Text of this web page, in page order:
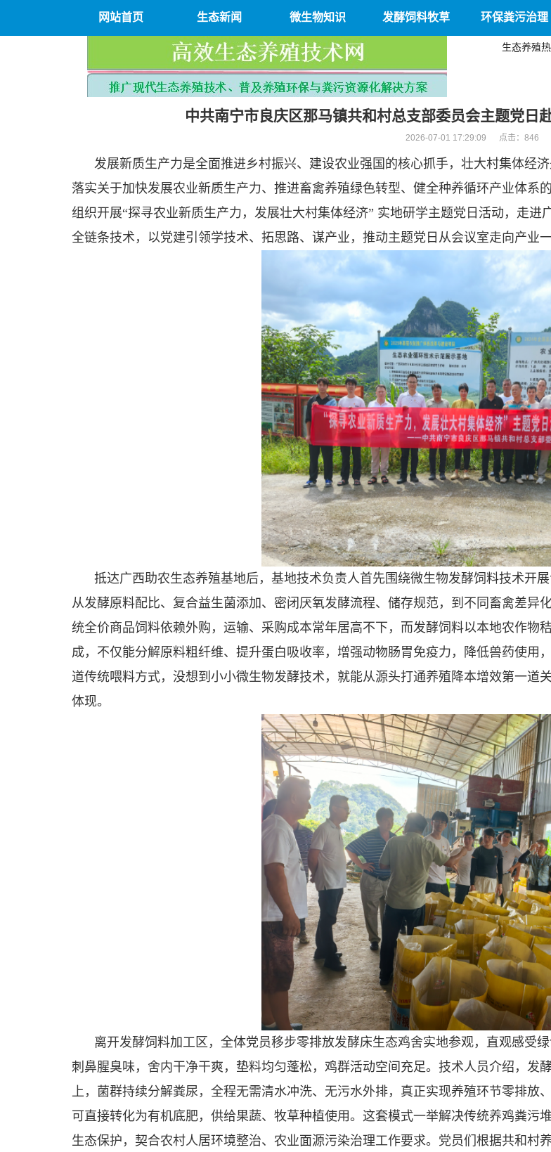
网站首页 生态新闻 微生物知识 发酵饲料牧草 环保粪污治理
生态养殖
中共南宁市良庆区那马镇共和村总支部委员会主题党日
2026-07-01 17:29:09 点击： 846
发展新质生产力是全面推进乡村振兴、建设农业强国的核心抓手，壮大村集体经
落实关于加快发展农业新质生产力、推进畜禽养殖绿色转型、健全种养循环产业体系
组织开展“探寻农业新质生产力，发展壮大村集体经济” 实地研学主题党日活动，走
全链条技术，以党建引领学技术、拓思路、谋产业，推动主题党日从会议室走向产业
抵达广西助农生态养殖基地后，基地技术负责人首先围绕微生物发酵饲料技术开
从发酵原料配比、复合益生菌添加、密闭厌氧发酵流程、储存规范，到不同畜禽差异
统全价商品饲料依赖外购，运输、采购成本常年居高不下，而发酵饲料以本地农作物
成，不仅能分解原料粗纤维、提升蛋白吸收率，增强动物肠胃免疫力，降低兽药使用
道传统喂料方式，没想到小小微生物发酵技术，就能从源头打通养殖降本增效第一道
体现。
离开发酵饲料加工区，全体党员移步零排放发酵床生态鸡舍实地参观，直观感受
刺鼻腥臭味，舍内干净干爽，垫料均匀蓬松，鸡群活动空间充足。技术人员介绍，发
上，菌群持续分解粪尿，全程无需清水冲洗、无污水外排，真正实现养殖环节零排放
可直接转化为有机底肥，供给果蔬、牧草种植使用。这套模式一举解决传统养鸡粪污
生态保护，契合农村人居环境整治、农业面源污染治理工作要求。党员们根据共和村